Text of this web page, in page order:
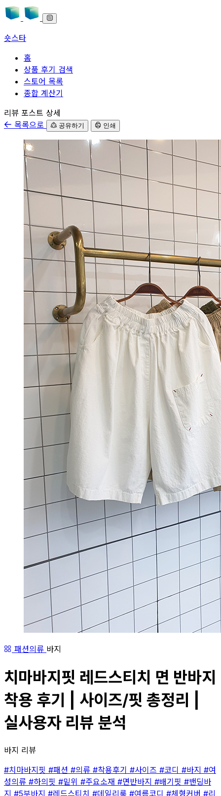
숏스타
홈
상품 후기 검색
스토어 목록
종합 계산기
본문으로 바로가기
리뷰 포스트 상세
목록으로
공유하기 인쇄
패션의류 바지
치마바지핏 레드스티치 면 반바지
착용 후기 | 사이즈/핏 총정리 |
실사용자 리뷰 분석
바지 리뷰
#치마바지핏 #패션 #의류 #착용후기 #사이즈 #코디 #바지 #여
성의류 #하의핏 #밑위 #주요소재 #면반바지 #배기핏 #밴딩바
지 #5부바지 #레드스티치 #데일리룩 #여름코디 #체형커버 #리